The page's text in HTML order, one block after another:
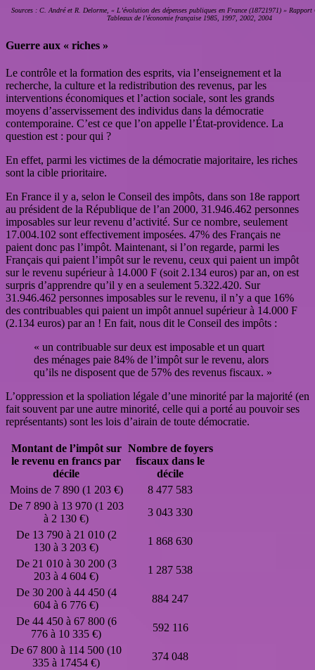
Sources : C. André et R. Delorme, « L’évolution des dépenses publiques en France (18721971) »
Tableaux de l’économie française 1985, 1997, 2002, 2004
Guerre aux « riches »
Le contrôle et la formation des esprits, via l’enseignement et la
recherche, la culture et la redistribution des revenus, par les
interventions économiques et l’action sociale, sont les grands
moyens d’asservissement des individus dans la démocratie
contemporaine. C’est ce que l’on appelle l’État-providence. La
question est : pour qui ?
En effet, parmi les victimes de la démocratie majoritaire, les riches
sont la cible prioritaire.
En France il y a, selon le Conseil des impôts, dans son 18e rapport
au président de la République de l’an 2000, 31.946.462 personnes
imposables sur leur revenu d’activité. Sur ce nombre, seulement
17.004.102 sont effectivement imposées. 47% des Français ne
paient donc pas l’impôt. Maintenant, si l’on regarde, parmi les
Français qui paient l’impôt sur le revenu, ceux qui paient un impôt
sur le revenu supérieur à 14.000 F (soit 2.134 euros) par an, on est
surpris d’apprendre qu’il y en a seulement 5.322.420. Sur
31.946.462 personnes imposables sur le revenu, il n’y a que 16%
des contribuables qui paient un impôt annuel supérieur à 14.000 F
(2.134 euros) par an ! En fait, nous dit le Conseil des impôts :
« un contribuable sur deux est imposable et un quart
des ménages paie 84% de l’impôt sur le revenu, alors
qu’ils ne disposent que de 57% des revenus fiscaux. »
L’oppression et la spoliation légale d’une minorité par la majorité (en
fait souvent par une autre minorité, celle qui a porté au pouvoir ses
représentants) sont les lois d’airain de toute démocratie.
Montant de l’impôt sur
le revenu en francs par
décile
Nombre de foyers
fiscaux dans le
décile
Moins de 7 890 (1 203 €)
8 477 583
De 7 890 à 13 970 (1 203
à 2 130 €)
3 043 330
De 13 790 à 21 010 (2
130 à 3 203 €)
1 868 630
De 21 010 à 30 200 (3
203 à 4 604 €)
1 287 538
De 30 200 à 44 450 (4
604 à 6 776 €)
884 247
De 44 450 à 67 800 (6
776 à 10 335 €)
592 116
De 67 800 à 114 500 (10
335 à 17454 €)
374 048